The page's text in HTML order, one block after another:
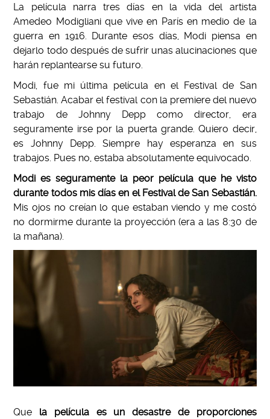
La película narra tres días en la vida del artista
Amedeo Modigliani que vive en París en medio de la
guerra en 1916. Durante esos días, Modi piensa en
dejarlo todo después de sufrir unas alucinaciones que
harán replantearse su futuro.
Modi, fue mi última película en el Festival de San
Sebastián. Acabar el festival con la premiere del nuevo
trabajo de Johnny Depp como director, era
seguramente irse por la puerta grande. Quiero decir,
es Johnny Depp. Siempre hay esperanza en sus
trabajos. Pues no, estaba absolutamente equivocado.
Modi es seguramente la peor película que he visto
durante todos mis días en el Festival de San Sebastián.
Mis ojos no creían lo que estaban viendo y me costó
no dormirme durante la proyección (era a las 8:30 de
la mañana).
Que la película es un desastre de proporciones